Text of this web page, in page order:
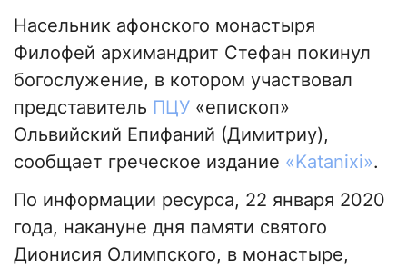
Насельник афонского монастыря
Филофей архимандрит Стефан покинул
богослужение, в котором участвовал
представитель ПЦУ «епископ»
Ольвийский Епифаний (Димитриу),
сообщает греческое издание «Katanixi».
По информации ресурса, 22 января 2020
года, накануне дня памяти святого
Дионисия Олимпского, в монастыре,